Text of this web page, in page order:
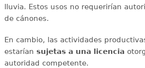
lluvia. Estos usos no requerirían
de cánones.
En cambio, las actividades
estarían sujetas a una licencia
autoridad competente.